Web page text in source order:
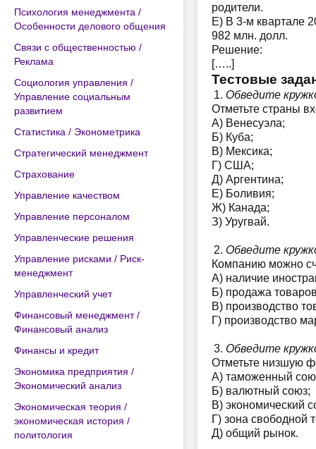
Психология менеджмента /
Особенности делового общения
Связи с общественностью /
Реклама
Социология управления /
Управление социальным
развитием
Статистика / Эконометрика
Стратегический менеджмент
Страхование
Управление качеством
Управление персоналом
Управленческие решения
Управление рисками / Риск-
менеджмент
Управленческий учет
Финансовый менеджмент /
Финансовый анализ
Финансы и кредит
Экономика предприятия /
Экономический анализ
Экономическая теория /
экономическая история /
политология
родители.
Е) В 3-м квартале
982 млн. долл.
Решение:
[…..]
Тестовые
Обведите
Отметьте страны
А) Венесуэла;
Б) Куба;
В) Мексика;
Г) США;
Д) Аргентина;
Е) Боливия;
Ж) Канада;
З) Уругвай.
Обведите
Компанию можно
А) наличие
Б) продажа
В) производство
Г) производство
Обведите
Отметьте низшую
А) таможенный
Б) валютный союз;
В) экономический
Г) зона свободной
Д) общий рынок.